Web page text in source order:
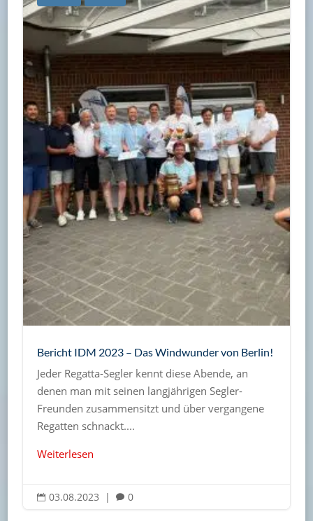
Bericht IDM 2023 – Das Windwunder von Berlin!
Jeder Regatta-Segler kennt diese Abende, an
denen man mit seinen langjährigen Segler-
Freunden zusammensitzt und über vergangene
Regatten schnackt....
Weiterlesen
 03.08.2023 |  0